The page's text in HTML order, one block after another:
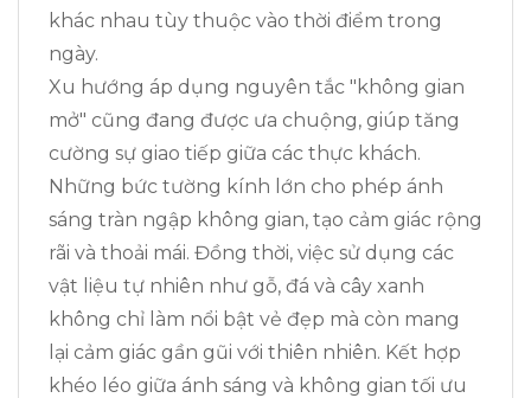
khác nhau tùy thuộc vào thời điểm trong
ngày.
Xu hướng áp dụng nguyên tắc "không gian
mở" cũng đang được ưa chuộng, giúp tăng
cường sự giao tiếp giữa các thực khách.
Những bức tường kính lớn cho phép ánh
sáng tràn ngập không gian, tạo cảm giác rộng
rãi và thoải mái. Đồng thời, việc sử dụng các
vật liệu tự nhiên như gỗ, đá và cây xanh
không chỉ làm nổi bật vẻ đẹp mà còn mang
lại cảm giác gần gũi với thiên nhiên. Kết hợp
khéo léo giữa ánh sáng và không gian tối ưu